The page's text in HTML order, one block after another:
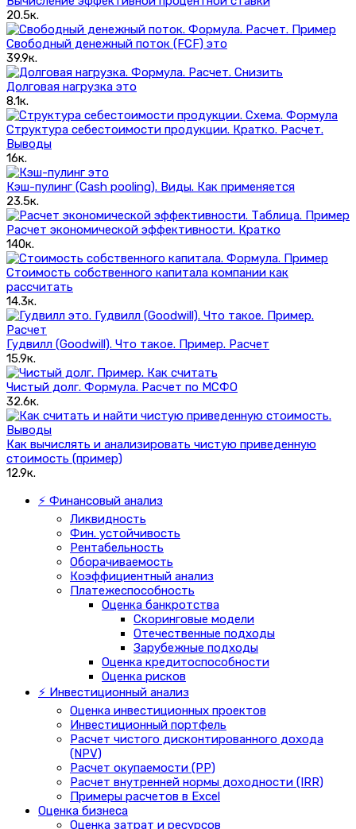
20.5к.
Свободный денежный поток (FCF) это
39.9к.
Долговая нагрузка это
8.1к.
Структура себестоимости продукции. Кратко. Расчет.
Выводы
16к.
Кэш-пулинг (Сash pooling). Виды. Как применяется
23.5к.
Расчет экономической эффективности. Кратко
140к.
Стоимость собственного капитала компании как
рассчитать
14.3к.
Гудвилл (Goodwill). Что такое. Пример. Расчет
15.9к.
Чистый долг. Формула. Расчет по МСФО
32.6к.
Как вычислять и анализировать чистую приведенную
стоимость (пример)
12.9к.
⚡ Финансовый анализ
Ликвидность
Фин. устойчивость
Рентабельность
Оборачиваемость
Коэффициентный анализ
Платежеспособность
Оценка банкротства
Скоринговые модели
Отечественные подходы
Зарубежные подходы
Оценка кредитоспособности
Оценка рисков
⚡ Инвестиционный анализ
Оценка инвестиционных проектов
Инвестиционный портфель
Расчет чистого дисконтированного дохода
(NPV)
Расчет окупаемости (PP)
Расчет внутренней нормы доходности (IRR)
Примеры расчетов в Excel
Оценка бизнеса
Оценка затрат и ресурсов